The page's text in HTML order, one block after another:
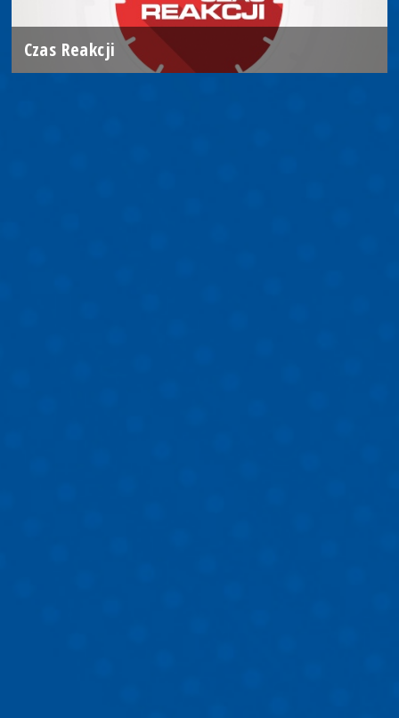
Czas Reakcji